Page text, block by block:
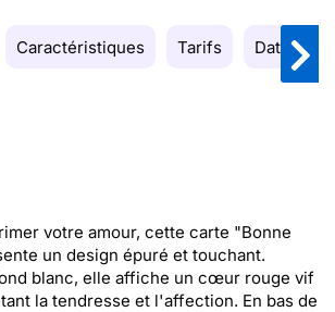
Caractéristiques Tarifs Date de
votre amour, cette carte "Bonne
un design épuré et touchant.
blanc, elle affiche un cœur rouge vif
la tendresse et l'affection. En bas de